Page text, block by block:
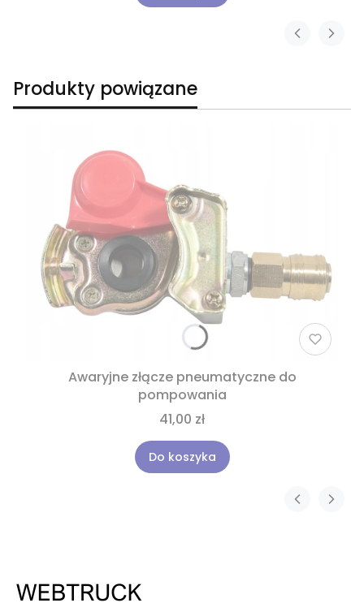
Produkty powiązane
Awaryjne złącze pneumatyczne do
pompowania
41,00 zł
Do koszyka